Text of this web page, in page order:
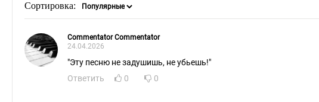
Сортировка:
Сommentator Commentator
24.04.2026
"Эту песню не задушишь, не убьешь!"
Ответить
0 0